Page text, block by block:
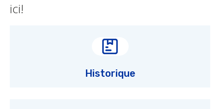
ici!
Historique